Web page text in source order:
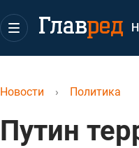
Новости › Политика
Путин